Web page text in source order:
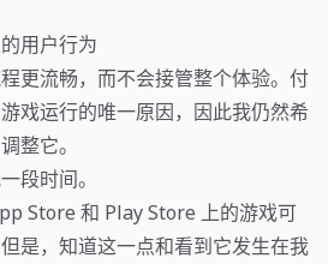
用户行为
更流畅，而不会接管整个体验。付
戏运行的唯一原因，因此我仍然希
整它。
段时间。
Store 和 Play Store 上的游戏可
是，知道这一点和看到它发生在我